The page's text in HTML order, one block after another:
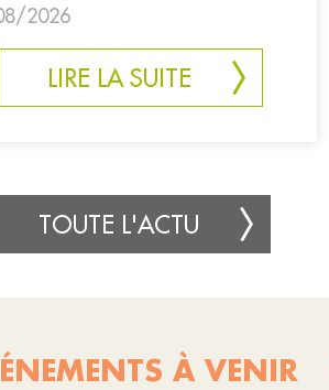
2026
LIRE LA SUITE
TOUTE L'ACTU
À VENIR